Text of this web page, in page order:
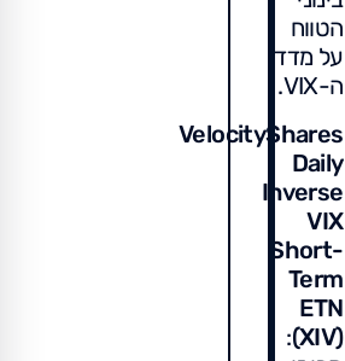
הטווח
על מדד
ה-VIX.
VelocityShares
Daily
Inverse
VIX
Short-
Term
ETN
(XIV)
: